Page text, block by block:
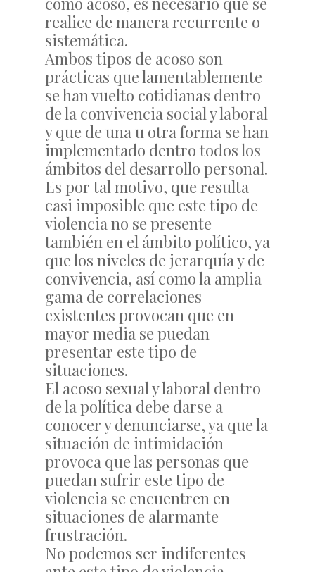
realice de manera recurrente o
sistemática.
Ambos tipos de acoso son
prácticas que lamentablemente
se han vuelto cotidianas dentro
de la convivencia social y laboral
y que de una u otra forma se han
implementado dentro todos los
ámbitos del desarrollo personal.
Es por tal motivo, que resulta
casi imposible que este tipo de
violencia no se presente
también en el ámbito político, ya
que los niveles de jerarquía y de
convivencia, así como la amplia
gama de correlaciones
existentes provocan que en
mayor media se puedan
presentar este tipo de
situaciones.
El acoso sexual y laboral dentro
de la política debe darse a
conocer y denunciarse, ya que la
situación de intimidación
provoca que las personas que
puedan sufrir este tipo de
violencia se encuentren en
situaciones de alarmante
frustración.
No podemos ser indiferentes